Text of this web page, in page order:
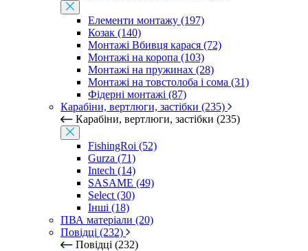
Елементи монтажу (197)
Козак (140)
Монтажі Вбивця карася (72)
Монтажі на коропа (103)
Монтажі на пружинах (28)
Монтажі на товстолоба і сома (31)
Фідерні монтажі (87)
Карабіни, вертлюги, застібки (235)
Карабіни, вертлюги, застібки (235)
FishingRoi (52)
Gurza (71)
Intech (14)
SASAME (49)
Select (30)
Інші (18)
ПВА матеріали (20)
Повідці (232)
Повідці (232)